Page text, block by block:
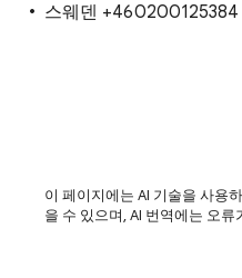
스웨덴 +460200125384
이 페이지에는 AI 기술을 사용
을 수 있으며, AI 번역에는 오